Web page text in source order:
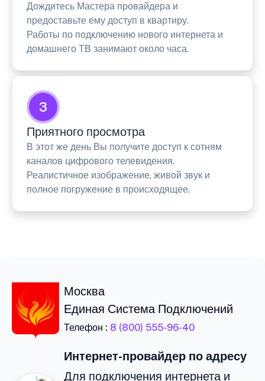
Дождитесь Мастера провайдера и
предоставьте ему доступ в квартиру.
Работы по подключению нового интернета и
домашнего ТВ занимают около часа.
3
Приятного просмотра
В этот же день Вы получите доступ к сотням
каналов цифрового телевидения.
Реалистичное изображение, живой звук и
полное погружение в происходящее.
Москва
Единая Система Подключений
Телефон : 8 (800) 555-96-40
Интернет-провайдер по адресу
Для подключения интернета и